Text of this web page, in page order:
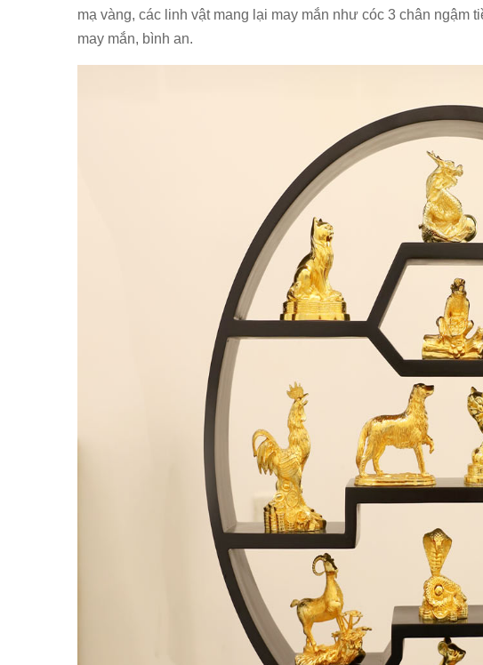
mạ vàng, các linh vật mang lại may mắn như cóc 3 chân ngậm
may mắn, bình an.